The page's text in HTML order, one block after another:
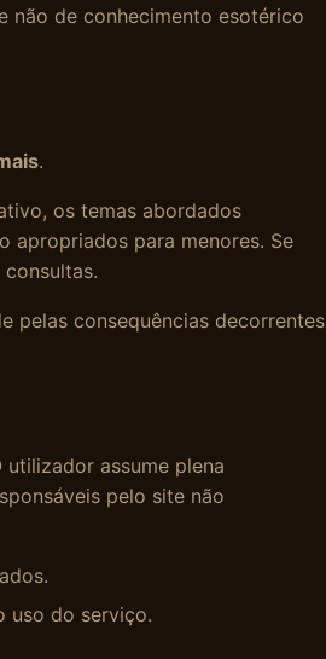
não de conhecimento esotérico
.
os temas abordados
apropriados para menores. Se
pelas consequências decorrentes
assume plena
pelo site não
uso do serviço.